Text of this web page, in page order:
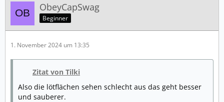
ObeyCapSwag
Beginner
1. November 2024 um 13:35
Zitat von Tilki
Also die lötflächen sehen schlecht aus das geht besser
und sauberer.